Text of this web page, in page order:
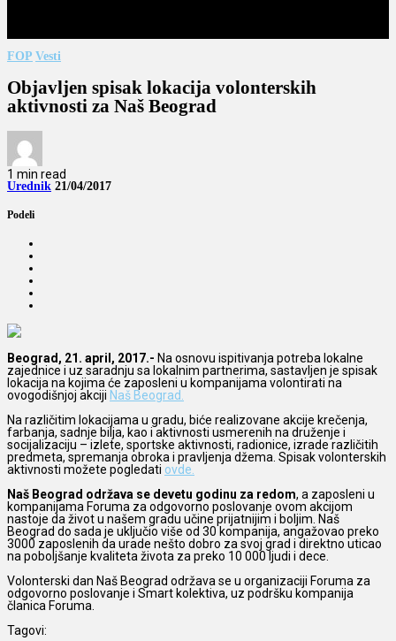
FOP Vesti
Objavljen spisak lokacija volonterskih
aktivnosti za Naš Beograd
1 min read
Urednik 21/04/2017
Podeli
Beograd, 21. april, 2017.- Na osnovu ispitivanja potreba lokalne
zajednice i uz saradnju sa lokalnim partnerima, sastavljen je spisak
lokacija na kojima će zaposleni u kompanijama volontirati na
ovogodišnjoj akciji Naš Beograd.
Na različitim lokacijama u gradu, biće realizovane akcije krečenja,
farbanja, sadnje bilja, kao i aktivnosti usmerenih na druženje i
socijalizaciju – izlete, sportske aktivnosti, radionice, izrade različitih
predmeta, spremanja obroka i pravljenja džema. Spisak volonterskih
aktivnosti možete pogledati ovde.
Naš Beograd održava se devetu godinu za redom, a zaposleni u
kompanijama Foruma za odgovorno poslovanje ovom akcijom
nastoje da život u našem gradu učine prijatnijim i boljim. Naš
Beograd do sada je uključio više od 30 kompanija, angažovao preko
3000 zaposlenih da urade nešto dobro za svoj grad i direktno uticao
na poboljšanje kvaliteta života za preko 10 000 ljudi i dece.
Volonterski dan Naš Beograd održava se u organizaciji Foruma za
odgovorno poslovanje i Smart kolektiva, uz podršku kompanija
članica Foruma.
Tagovi: